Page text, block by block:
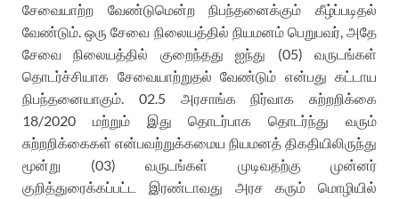
சேவையாற்ற வேண்டுமென்ற நிபந்தனைக்கும் கீழ்ப்படிதல்
வேண்டும். ஒரு சேவை நிலையத்தில் நியமனம் பெறுபவர், அதே
சேவை நிலையத்தில் குறைந்தது ஐந்து (05) வருடங்கள்
தொடர்ச்சியாக சேவையாற்றுதல் வேண்டும் என்பது கட்டாய
நிபந்தனையாகும். 02.5 அரசாங்க நிர்வாக சுற்றறிக்கை
18/2020 மற்றும் இது தொடர்பாக தொடர்ந்து வரும்
சுற்றறிக்கைகள் என்பவற்றுக்கமைய நியமனத் திகதியிலிருந்து
மூன்று (03) வருடங்கள் முடிவதற்கு முன்னர்
குறித்துரைக்கப்பட்ட இரண்டாவது அரச கரும் மொழியில்